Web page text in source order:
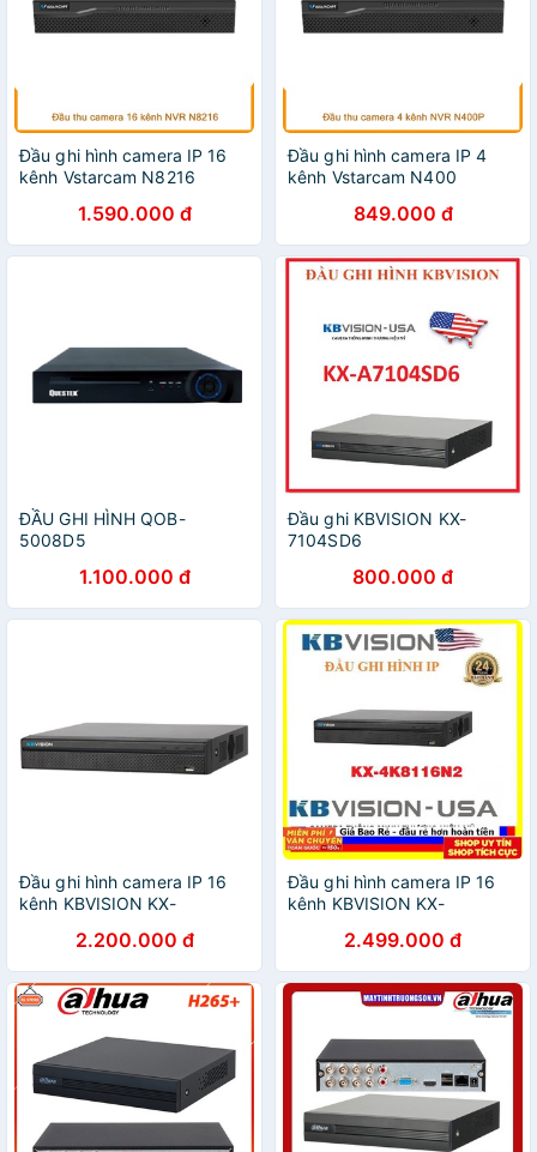
Đầu ghi hình camera IP 16
kênh Vstarcam N8216
1.590.000 đ
Đầu ghi hình camera IP 4
kênh Vstarcam N400
849.000 đ
ĐẦU GHI HÌNH QOB-
5008D5
1.100.000 đ
Đầu ghi KBVISION KX-
7104SD6
800.000 đ
Đầu ghi hình camera IP 16
kênh KBVISION KX-
2.200.000 đ
Đầu ghi hình camera IP 16
kênh KBVISION KX-
2.499.000 đ